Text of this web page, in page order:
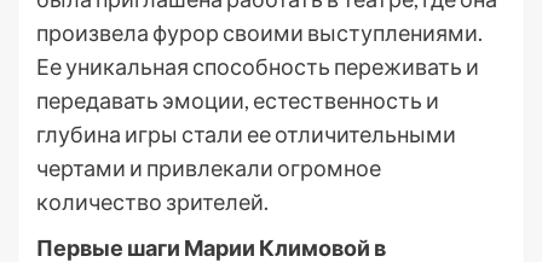
произвела фурор своими выступлениями.
Ее уникальная способность переживать и
передавать эмоции, естественность и
глубина игры стали ее отличительными
чертами и привлекали огромное
количество зрителей.
Первые шаги Марии Климовой в